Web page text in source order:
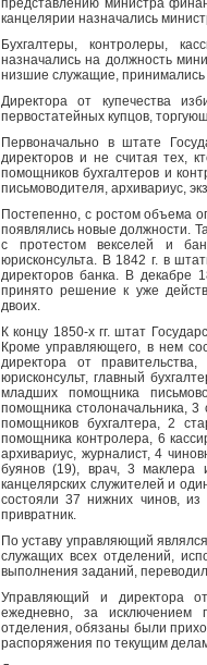
канцелярии назначались
Бухгалтеры, контролеры,
назначались на должность
низшие служащие,
Директора от купечества
первостатейных купцов,
Первоначально в штате
директоров и не считая тех,
помощников бухгалтеров и
письмоводителя, архивариус,
Постепенно, с ростом объема
появлялись новые должности.
с протестом векселей и
юрисконсульта. В 1842 г. в
директоров банка. В декабре
принято решение к уже
двоих.
К концу 1850-х гг. штат
Кроме управляющего, в нем
директора от
юрисконсульт, главный
младших помощника
помощника столоначальника,
помощников бухгалтера, 2
помощника контролера, 6
архивариус, журналист, 4
буянов (19), врач, 3 маклера
канцелярских служителей и
состояли 37 нижних чинов,
привратник.
По уставу управляющий
служащих всех отделений,
выполнения заданий,
Управляющий и директора
ежедневно, за исключением
отделения, обязаны были
распоряжения по текущим